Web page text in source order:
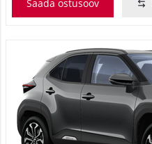
Saada ostusoov